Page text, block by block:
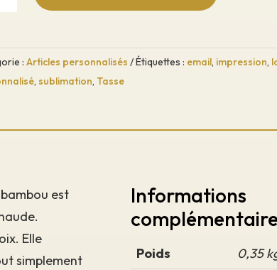
:Articles personnalisés Étiquettes : email, impression,
,sublimation, Tasse
est
Elle
simplement
Informations
Poids 0,35